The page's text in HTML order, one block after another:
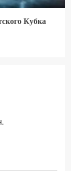
Кубка